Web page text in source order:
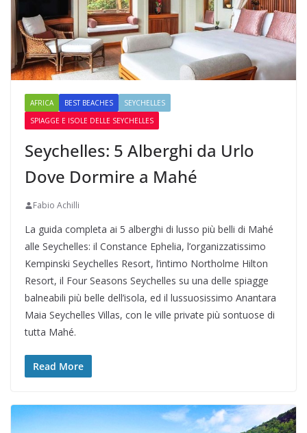
AFRICA BEST BEACHES
SEYCHELLES
SPIAGGE E ISOLE DELLE SEYCHELLES
Seychelles: 5 Alberghi da Urlo
Dove Dormire a Mahé
Fabio Achilli
La guida completa ai 5 alberghi di lusso più belli di Mahé
alle Seychelles: il Constance Ephelia, l’organizzatissimo
Kempinski Seychelles Resort, l’intimo Northolme Hilton
Resort, il Four Seasons Seychelles su una delle spiagge
balneabili più belle dell’isola, ed il lussuosissimo Anantara
Maia Seychelles Villas, con le ville private più sontuose di
tutta Mahé.
Read More